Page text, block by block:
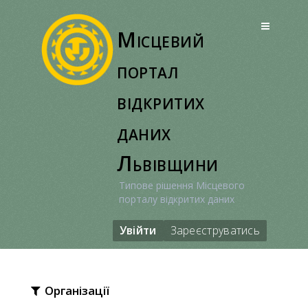
Місцевий
портал
відкритих
даних
Львівщини
Типове рішення Місцевого
порталу відкритих даних
Увійти Зареєструватись
Організації